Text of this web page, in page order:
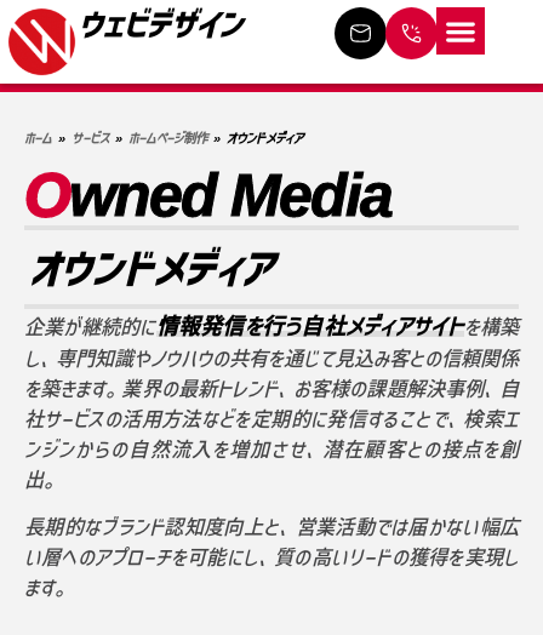
ウェビデザイン
ホーム » サービス» ホームページ制作» オウンドメディア
Owned Media
オウンドメディア
企業が継続的に情報発信を行う自社メディアサイトを構築
し、専門知識やノウハウの共有を通じて見込み客との信頼関係
を築きます。業界の最新トレンド、お客様の課題解決事例、自
社サービスの活用方法などを定期的に発信することで、検索エ
ンジンからの自然流入を増加させ、潜在顧客との接点を創
出。
長期的なブランド認知度向上と、営業活動では届かない幅広
い層へのアプローチを可能にし、質の高いリードの獲得を実現し
ます。